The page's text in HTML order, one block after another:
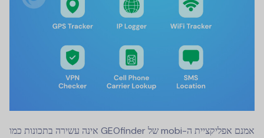
אמנם אפליקציית ה-mobi של GEOfinder אינה עשירה בתכונות כמו